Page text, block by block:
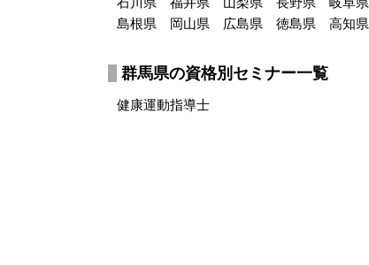
島根県
岡山県 広島県 徳島県 高知県
群馬県の資格別セミナー一覧
健康運動指導士